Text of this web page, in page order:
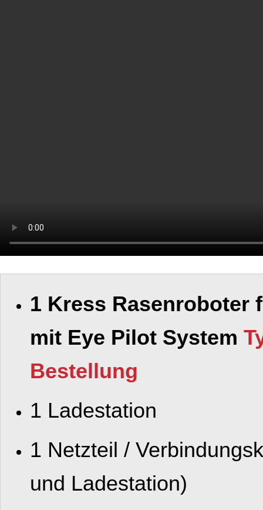
1 Kress Rasenroboter
mit Eye Pilot System
Bestellung
1 Ladestation
1 Netzteil /
und Ladestation)